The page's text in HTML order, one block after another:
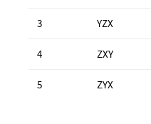
3 YZX
4 ZXY
5 ZYX